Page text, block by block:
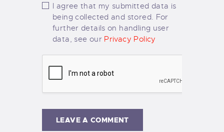
I agree that my submitted data is
being collected and stored. For
further details on handling user
data, see our Privacy Policy